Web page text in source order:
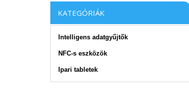
KATEGÓRIÁK
Intelligens adatgyűjtők
NFC-s eszközök
Ipari tabletek